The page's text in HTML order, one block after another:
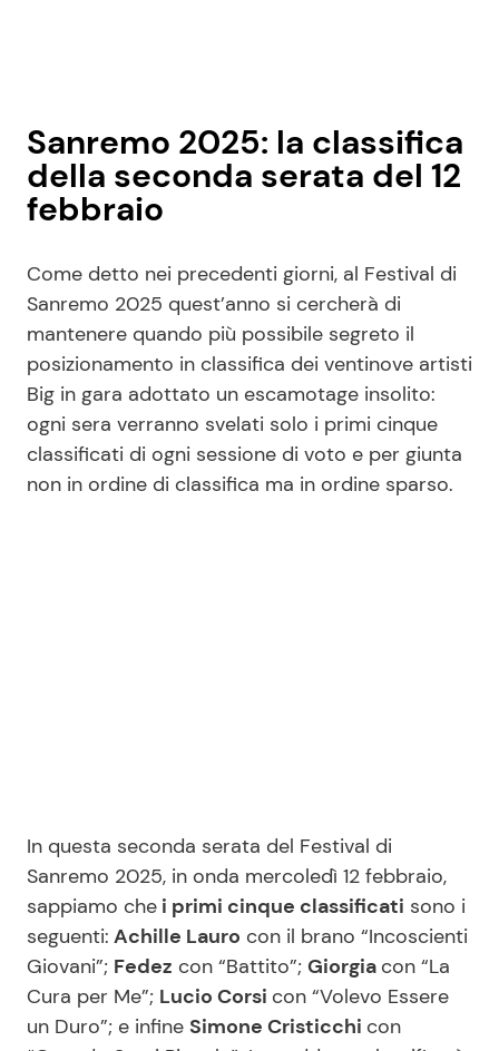
Sanremo 2025: la classifica
della seconda serata del 12
febbraio
Come detto nei precedenti giorni, al Festival di
Sanremo 2025 quest’anno si cercherà di
mantenere quando più possibile segreto il
posizionamento in classifica dei ventinove artisti
Big in gara adottato un escamotage insolito:
ogni sera verranno svelati solo i primi cinque
classificati di ogni sessione di voto e per giunta
non in ordine di classifica ma in ordine sparso.
In questa seconda serata del Festival di
Sanremo 2025, in onda mercoledì 12 febbraio,
sappiamo che i primi cinque classificati sono i
seguenti: Achille Lauro con il brano “Incoscienti
Giovani”; Fedez con “Battito”; Giorgia con “La
Cura per Me”; Lucio Corsi con “Volevo Essere
un Duro”; e infine Simone Cristicchi con